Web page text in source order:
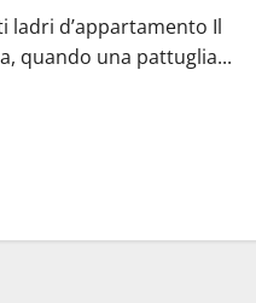
ladri d’appartamento Il
quando una pattuglia...